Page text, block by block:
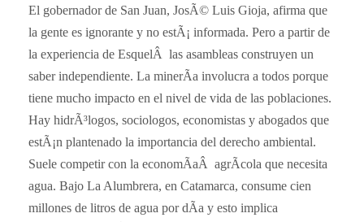
El gobernador de San Juan, JosÃ© Luis Gioja, afirma que
la gente es ignorante y no estÃ¡ informada. Pero a partir de
la experiencia de EsquelÂ las asambleas construyen un
saber independiente. La minerÃ­a involucra a todos porque
tiene mucho impacto en el nivel de vida de las poblaciones.
Hay hidrÃ³logos, sociologos, economistas y abogados que
estÃ¡n plantenado la importancia del derecho ambiental.
Suele competir con la economÃ­aÂ agrÃ­cola que necesita
agua. Bajo La Alumbrera, en Catamarca, consume cien
millones de litros de agua por dÃ­a y esto implica